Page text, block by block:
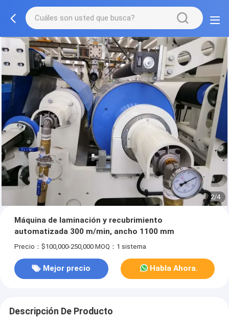
2/4
Máquina de laminación y recubrimiento
automatizada 300 m/min, ancho 1100 mm
Precio：$100,000-250,000 MOQ：1 sistema
Mejor precio Habla Ahora.
Descripción De Producto